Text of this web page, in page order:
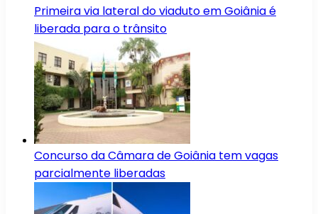
Primeira via lateral do viaduto em Goiânia é
liberada para o trânsito
Concurso da Câmara de Goiânia tem vagas
parcialmente liberadas